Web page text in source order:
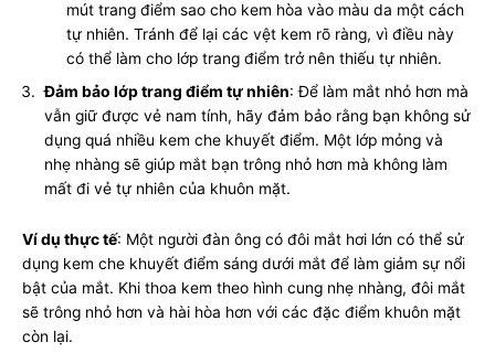
mút trang điểm sao cho kem hòa vào màu da một cách
tự nhiên. Tránh để lại các vệt kem rõ ràng, vì điều này
có thể làm cho lớp trang điểm trở nên thiếu tự nhiên.
Đảm bảo lớp trang điểm tự nhiên: Để làm mắt nhỏ hơn mà
vẫn giữ được vẻ nam tính, hãy đảm bảo rằng bạn không sử
dụng quá nhiều kem che khuyết điểm. Một lớp mỏng và
nhẹ nhàng sẽ giúp mắt bạn trông nhỏ hơn mà không làm
mất đi vẻ tự nhiên của khuôn mặt.
Ví dụ thực tế: Một người đàn ông có đôi mắt hơi lớn có thể sử
dụng kem che khuyết điểm sáng dưới mắt để làm giảm sự nổi
bật của mắt. Khi thoa kem theo hình cung nhẹ nhàng, đôi mắt
sẽ trông nhỏ hơn và hài hòa hơn với các đặc điểm khuôn mặt
còn lại.